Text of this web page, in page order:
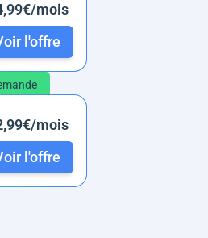
mois
l'offre
mois
l'offre